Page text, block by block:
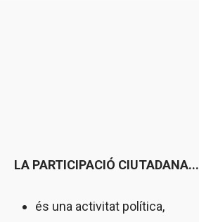
LA PARTICIPACIÓ CIUTADANA...
és una activitat política,